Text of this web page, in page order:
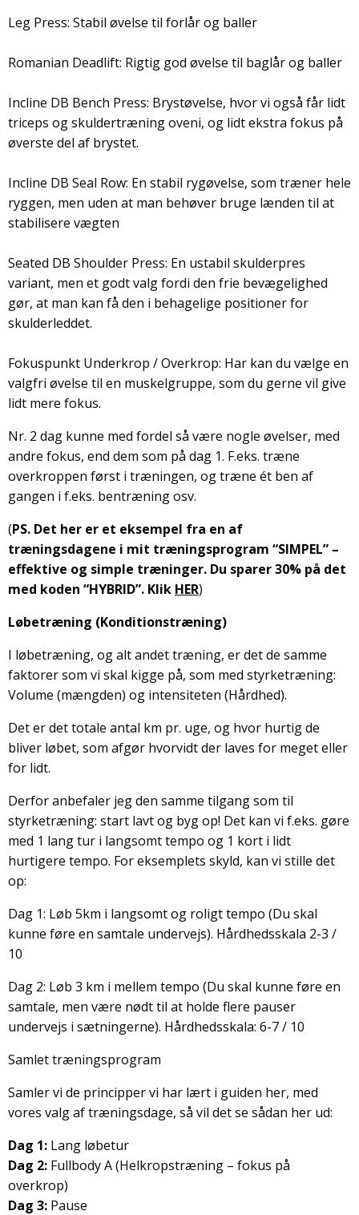
Leg Press: Stabil øvelse til forlår og baller
Romanian Deadlift: Rigtig god øvelse til baglår og baller
Incline DB Bench Press: Brystøvelse, hvor vi også får lidt
triceps og skuldertræning oveni, og lidt ekstra fokus på
øverste del af brystet.
Incline DB Seal Row: En stabil rygøvelse, som træner hele
ryggen, men uden at man behøver bruge lænden til at
stabilisere vægten
Seated DB Shoulder Press: En ustabil skulderpres
variant, men et godt valg fordi den frie bevægelighed
gør, at man kan få den i behagelige positioner for
skulderleddet.
Fokuspunkt Underkrop / Overkrop: Har kan du vælge en
valgfri øvelse til en muskelgruppe, som du gerne vil give
lidt mere fokus.
Nr. 2 dag kunne med fordel så være nogle øvelser, med
andre fokus, end dem som på dag 1. F.eks. træne
overkroppen først i træningen, og træne ét ben af
gangen i f.eks. bentræning osv.
(PS. Det her er et eksempel fra en af
træningsdagene i mit træningsprogram “SIMPEL” –
effektive og simple træninger. Du sparer 30% på det
med koden “HYBRID”. Klik HER)
Løbetræning (Konditionstræning)
I løbetræning, og alt andet træning, er det de samme
faktorer som vi skal kigge på, som med styrketræning:
Volume (mængden) og intensiteten (Hårdhed).
Det er det totale antal km pr. uge, og hvor hurtig de
bliver løbet, som afgør hvorvidt der laves for meget eller
for lidt.
Derfor anbefaler jeg den samme tilgang som til
styrketræning: start lavt og byg op! Det kan vi f.eks. gøre
med 1 lang tur i langsomt tempo og 1 kort i lidt
hurtigere tempo. For eksemplets skyld, kan vi stille det
op:
Dag 1: Løb 5km i langsomt og roligt tempo (Du skal
kunne føre en samtale undervejs). Hårdhedsskala 2-3 /
10
Dag 2: Løb 3 km i mellem tempo (Du skal kunne føre en
samtale, men være nødt til at holde flere pauser
undervejs i sætningerne). Hårdhedsskala: 6-7 / 10
Samlet træningsprogram
Samler vi de principper vi har lært i guiden her, med
vores valg af træningsdage, så vil det se sådan her ud:
Dag 1: Lang løbetur
Dag 2: Fullbody A (Helkropstræning – fokus på
overkrop)
Dag 3: Pause